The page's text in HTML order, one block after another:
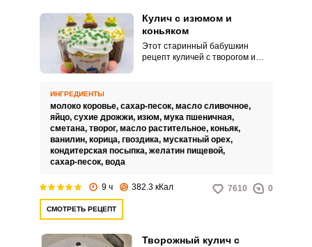
Кулич с изюмом и
коньяком
Этот старинный бабушкин
рецепт куличей с творогом и
воздушной и вкуснейшей
выпечки в замешивании теста в
3 подхода.
ИНГРЕДИЕНТЫ
молоко коровье, сахар-песок, масло сливочное,
яйцо, сухие дрожжи, изюм, мука пшеничная,
сметана, творог, масло растительное, коньяк,
ванилин, корица, гвоздика, мускатный орех,
кондитерская посыпка, желатин пищевой,
сахар-песок, вода
9 ч 382.3 кКал 7610 0
СМОТРЕТЬ РЕЦЕПТ
Творожный кулич с